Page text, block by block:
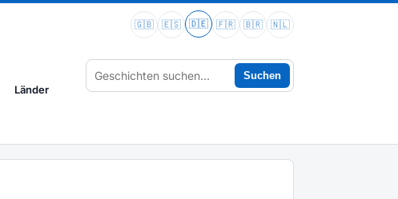
🇬🇧 🇪🇸 🇩🇪 🇫🇷 🇧🇷 🇳🇱
Länder
Suchen